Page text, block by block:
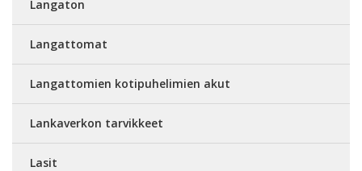
Langaton
Langattomat
Langattomien kotipuhelimien akut
Lankaverkon tarvikkeet
Lasit